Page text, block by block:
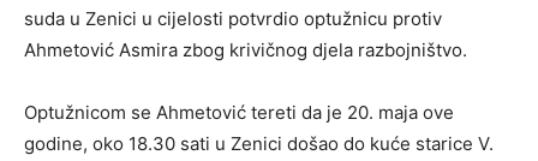
suda u Zenici u cijelosti potvrdio optužnicu protiv
Ahmetović Asmira zbog krivičnog djela razbojništvo.
Optužnicom se Ahmetović tereti da je 20. maja ove
godine, oko 18.30 sati u Zenici došao do kuće starice V.